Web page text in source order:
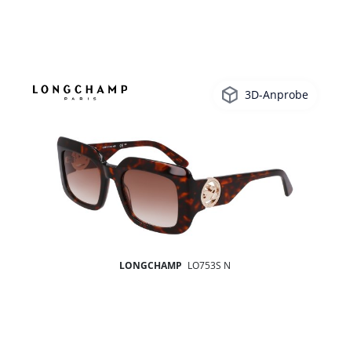
LONGCHAMP LO753S N
3D-Anprobe